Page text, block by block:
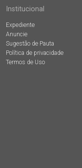
Institucional
Expediente
Anuncie
Sugestão de Pauta
Política de privacidade
Termos de Uso